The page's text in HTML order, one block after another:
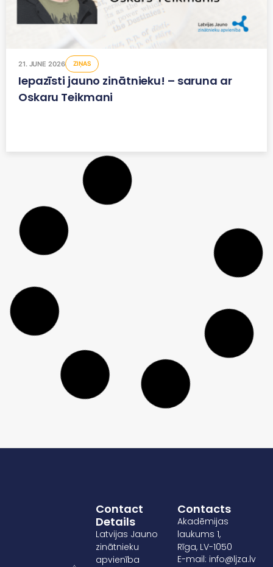
21. JUNE 2026 ZIŅAS
Iepazīsti jauno zinātnieku! – saruna ar
Oskaru Teikmani
Contact
Details
Latvijas Jauno
zinātnieku
apvienība
Contacts
Akadēmijas
laukums 1,
Rīga, LV-1050
E-mail: info@ljza.lv